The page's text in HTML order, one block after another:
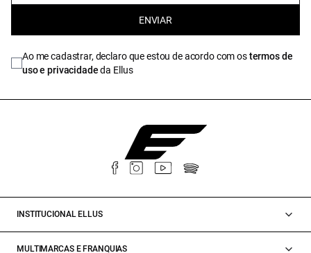
ENVIAR
Ao me cadastrar, declaro que estou de acordo com ostermos de
uso e privacidadeda Ellus
INSTITUCIONAL ELLUS
MULTIMARCAS E FRANQUIAS